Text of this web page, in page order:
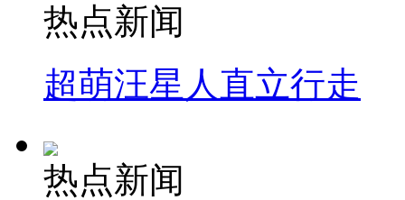
热点新闻
超萌汪星人直立行走
热点新闻